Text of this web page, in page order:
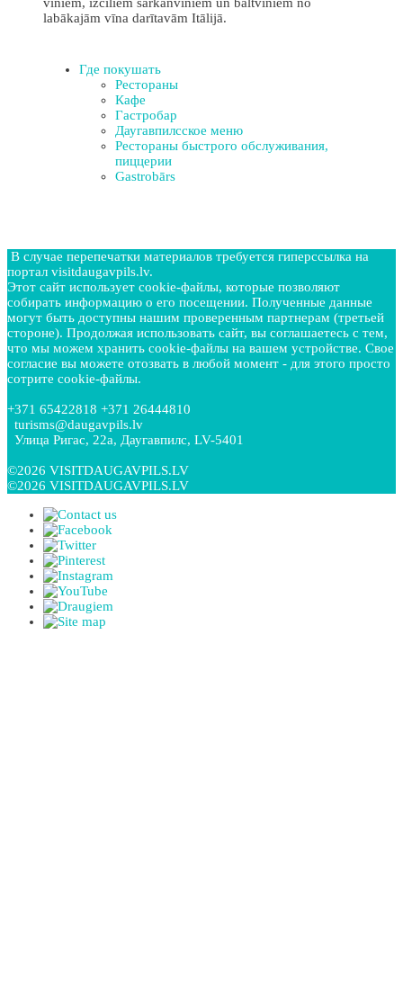
labākajām vīna darītavām Itālijā.
Где покушать
Рестораны
Кафе
Гастробар
Даугавпилсское меню
Рестораны быстрого обслуживания,
пиццерии
Gastrobārs
В случае перепечатки материалов требуется гиперссылка на
портал visitdaugavpils.lv.
Этот сайт использует cookie-файлы, которые позволяют
собирать информацию о его посещении. Полученные данные
могут быть доступны нашим проверенным партнерам (третьей
стороне). Продолжая использовать сайт, вы соглашаетесь с тем,
что мы можем хранить cookie-файлы на вашем устройстве. Свое
согласие вы можете отозвать в любой момент - для этого просто
сотрите cookie-файлы.
+371 65422818 +371 26444810
turisms@daugavpils.lv
Улица Ригас, 22a, Даугавпилс, LV-5401
©2026 VISITDAUGAVPILS.LV
©2026 VISITDAUGAVPILS.LV